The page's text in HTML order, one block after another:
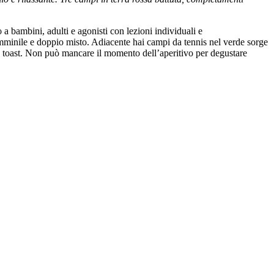
a bambini, adulti e agonisti con lezioni individuali e
e doppio misto. Adiacente hai campi da tennis nel verde sorge
Non può mancare il momento dell’aperitivo per degustare